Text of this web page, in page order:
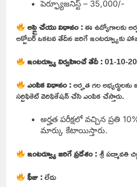
పెర్ఫ్యూజనిస్ట్ – 35,000/-
అప్లై చేయు విధానం :ఈ ఉద్యోగాలకు
అక్టోబర్ ఒకటవ తేదీన జరిగే ఇంటర్వ్యూకు
ఇంటర్వ్యూ నిర్వహించే తేదీ :01-10-
ఎంపిక విధానం :అర్హత గల
సర్టిఫికెట్ వెరిఫికేషన్ చేసి ఎంపిక చేస్తారు.
అర్హత పరీక్షలో వచ్చిన ప్రతి
మార్కు కేటాయిస్తారు.
ఇంటర్వ్యూ జరిగే ప్రదేశం :శ్రీ పద్మావతి
ఫీజు :లేదు